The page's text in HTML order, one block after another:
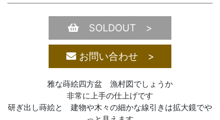
SOLDOUT >
お問い合わせ >
雅な蒔絵四方盆 漁村図でしょうか
非常に上手の仕上げです
研ぎ出し蒔絵と 建物や木々の細かな線引きは拡大鏡でや